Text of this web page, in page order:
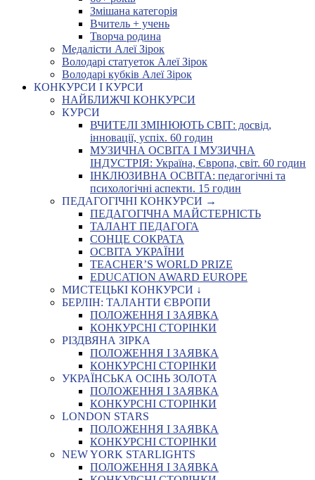
Змішана категорія
Вчитель + учень
Творча родина
Медалісти Алеї Зірок
Володарі статуеток Алеї Зірок
Володарі кубків Алеї Зірок
КОНКУРСИ І КУРСИ
НАЙБЛИЖЧІ КОНКУРСИ
КУРСИ
ВЧИТЕЛІ ЗМІНЮЮТЬ СВІТ: досвід,
інновації, успіх. 60 годин
МУЗИЧНА ОСВІТА І МУЗИЧНА
ІНДУСТРІЯ: Україна, Європа, світ. 60 годин
ІНКЛЮЗИВНА ОСВІТА: педагогічні та
психологічні аспекти. 15 годин
ПЕДАГОГІЧНІ КОНКУРСИ →
ПЕДАГОГІЧНА МАЙСТЕРНІСТЬ
ТАЛАНТ ПЕДАГОГА
СОНЦЕ СОКРАТА
ОСВІТА УКРАЇНИ
TEACHER’S WORLD PRIZE
EDUCATION AWARD EUROPE
МИСТЕЦЬКІ КОНКУРСИ ↓
БЕРЛІН: ТАЛАНТИ ЄВРОПИ
ПОЛОЖЕННЯ І ЗАЯВКА
КОНКУРСНІ СТОРІНКИ
РІЗДВЯНА ЗІРКА
ПОЛОЖЕННЯ І ЗАЯВКА
КОНКУРСНІ СТОРІНКИ
УКРАЇНСЬКА ОСІНЬ ЗОЛОТА
ПОЛОЖЕННЯ І ЗАЯВКА
КОНКУРСНІ СТОРІНКИ
LONDON STARS
ПОЛОЖЕННЯ І ЗАЯВКА
КОНКУРСНІ СТОРІНКИ
NEW YORK STARLIGHTS
ПОЛОЖЕННЯ І ЗАЯВКА